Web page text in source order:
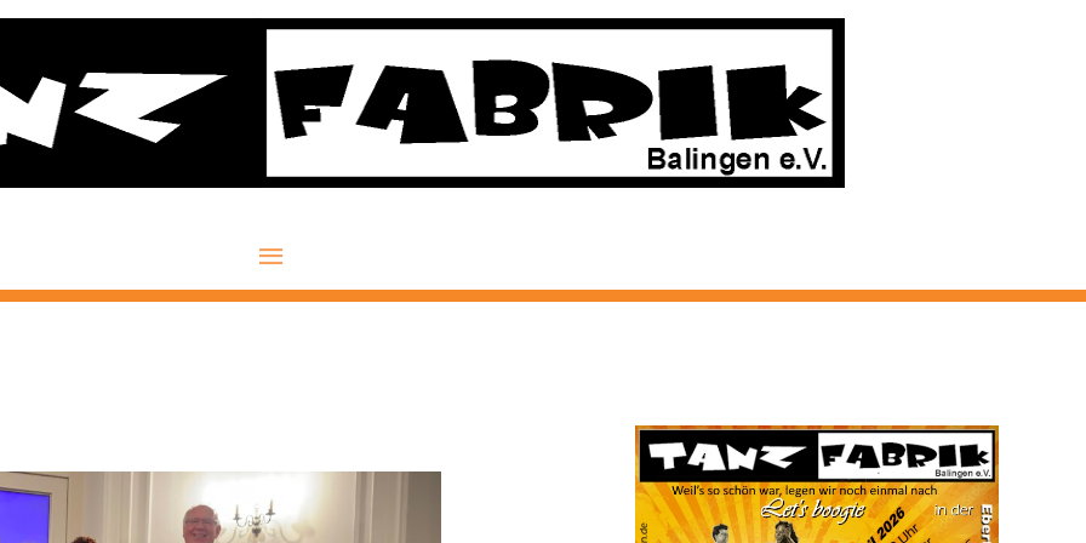
Hauptmenü